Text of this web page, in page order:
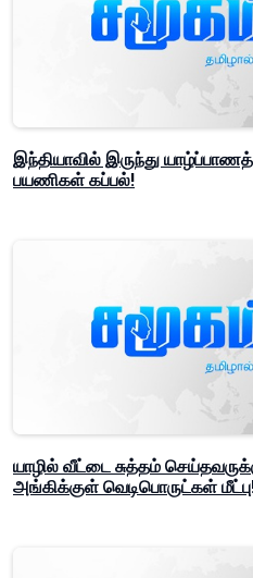
இந்தியாவில் இருந்து
பயணிகள் கப்பல்!
யாழில் வீட்டை சுத்தம்
அங்கிக்குள் வெடிபொருட்கள்